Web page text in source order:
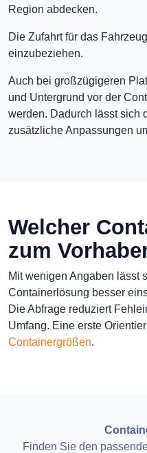
Region abdecken.
Die Zufahrt für das
einzubeziehen.
Auch bei großzügigeren
und Untergrund vor der
werden. Dadurch lässt sich
zusätzliche Anpassungen
Welcher
zum
Mit wenigen Angaben lässt
Containerlösung besser
Die Abfrage reduziert
Umfang. Eine erste
Containergrößen.
Finden Sie den